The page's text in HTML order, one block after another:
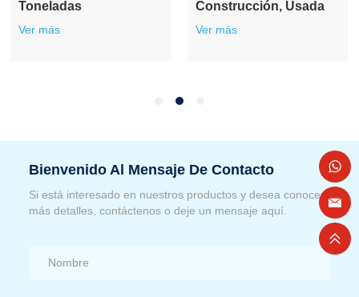
Toneladas
Ver más
Original, De 6
Bienvenido Al Mensaje De Contacto
Si está interesado en nuestros productos y desea conocer
más detalles, contáctenos o deje un mensaje aquí.